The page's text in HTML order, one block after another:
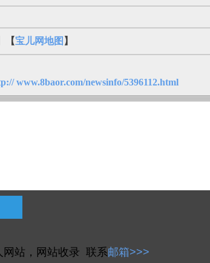
【宝儿网地图 】
www.8baor.com/newsinfo/5396112.html
网站，网站收录 联系邮箱>>>